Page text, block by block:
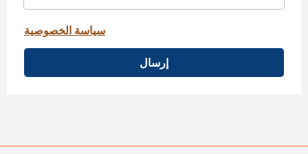
سياسة الخصوصية
إرسال